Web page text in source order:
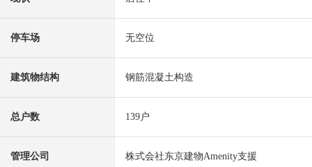
停车场 无空位
建筑物结构 钢筋混凝土构造
总户数 139户
管理公司 株式会社东京建物Amenity支援